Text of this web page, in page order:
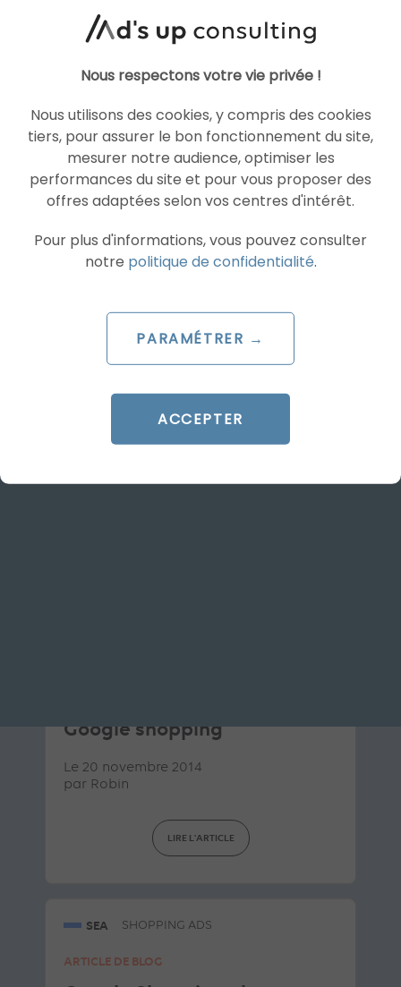
ARTICLE DE BLOG
moments : quels
changements dans Shopping
?
parAnne-Sophie
Google shopping
Le 20 novembre 2014
par Robin
LIRE L'ARTICLE
SEA SHOPPING ADS
ARTICLE DE BLOG
Nous respectons votre vie privée !
Nous utilisons des cookies, y compris des cookies
tiers, pour assurer le bon fonctionnement du site,
mesurer notre audience, optimiser les
performances du site et pour vous proposer des
offres adaptées selon vos centres d'intérêt.
Pour plus d'informations, vous pouvez consulter
notre politique de confidentialité.
PARAMÉTRER →
ACCEPTER